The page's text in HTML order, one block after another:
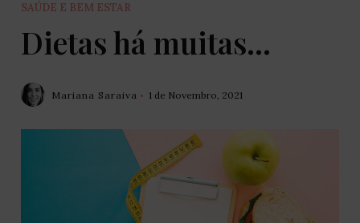
SAÚDE E BEM ESTAR
Dietas há muitas…
Mariana Saraiva 1 de Novembro, 2021